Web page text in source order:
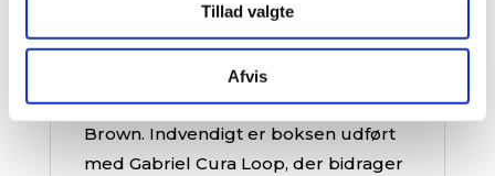
Tillad valgte
Afvis
Udvendigt fås boksen blandt andet i
trævarianterne Classic, Brown og
Black samt tekstilvarianter som
Gabriel Focus Melange og Søuld
Brown. Indvendigt er boksen udført
med Gabriel Cura Loop, der bidrager